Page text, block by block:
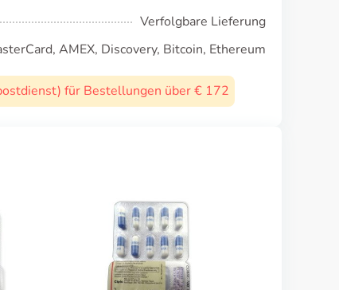
Verfolgbare Lieferung
AMEX, Discovery, Bitcoin, Ethereum
für Bestellungen über € 172